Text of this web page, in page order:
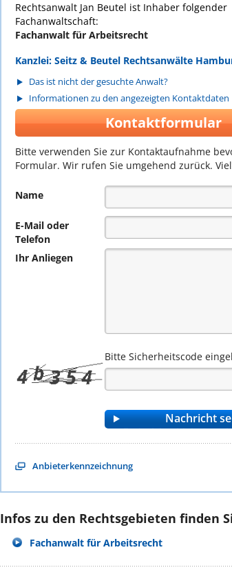
Rechtsanwalt Jan Beutel ist Inhaber folgender
Fachanwaltschaft:
Fachanwalt für Arbeitsrecht
Kanzlei: Seitz & Beutel Rechtsanwälte
Das ist nicht der gesuchte Anwalt?
Informationen zu den angezeigten Kontaktdaten
Kontaktformular
Bitte verwenden Sie zur Kontaktaufnahme
Formular. Wir rufen Sie umgehend zurück.
Name
E-Mail oder
Telefon
Ihr Anliegen
Bitte Sicherheitscode
Anbieterkennzeichnung
Infos zu den Rechtsgebieten finden
Fachanwalt für Arbeitsrecht